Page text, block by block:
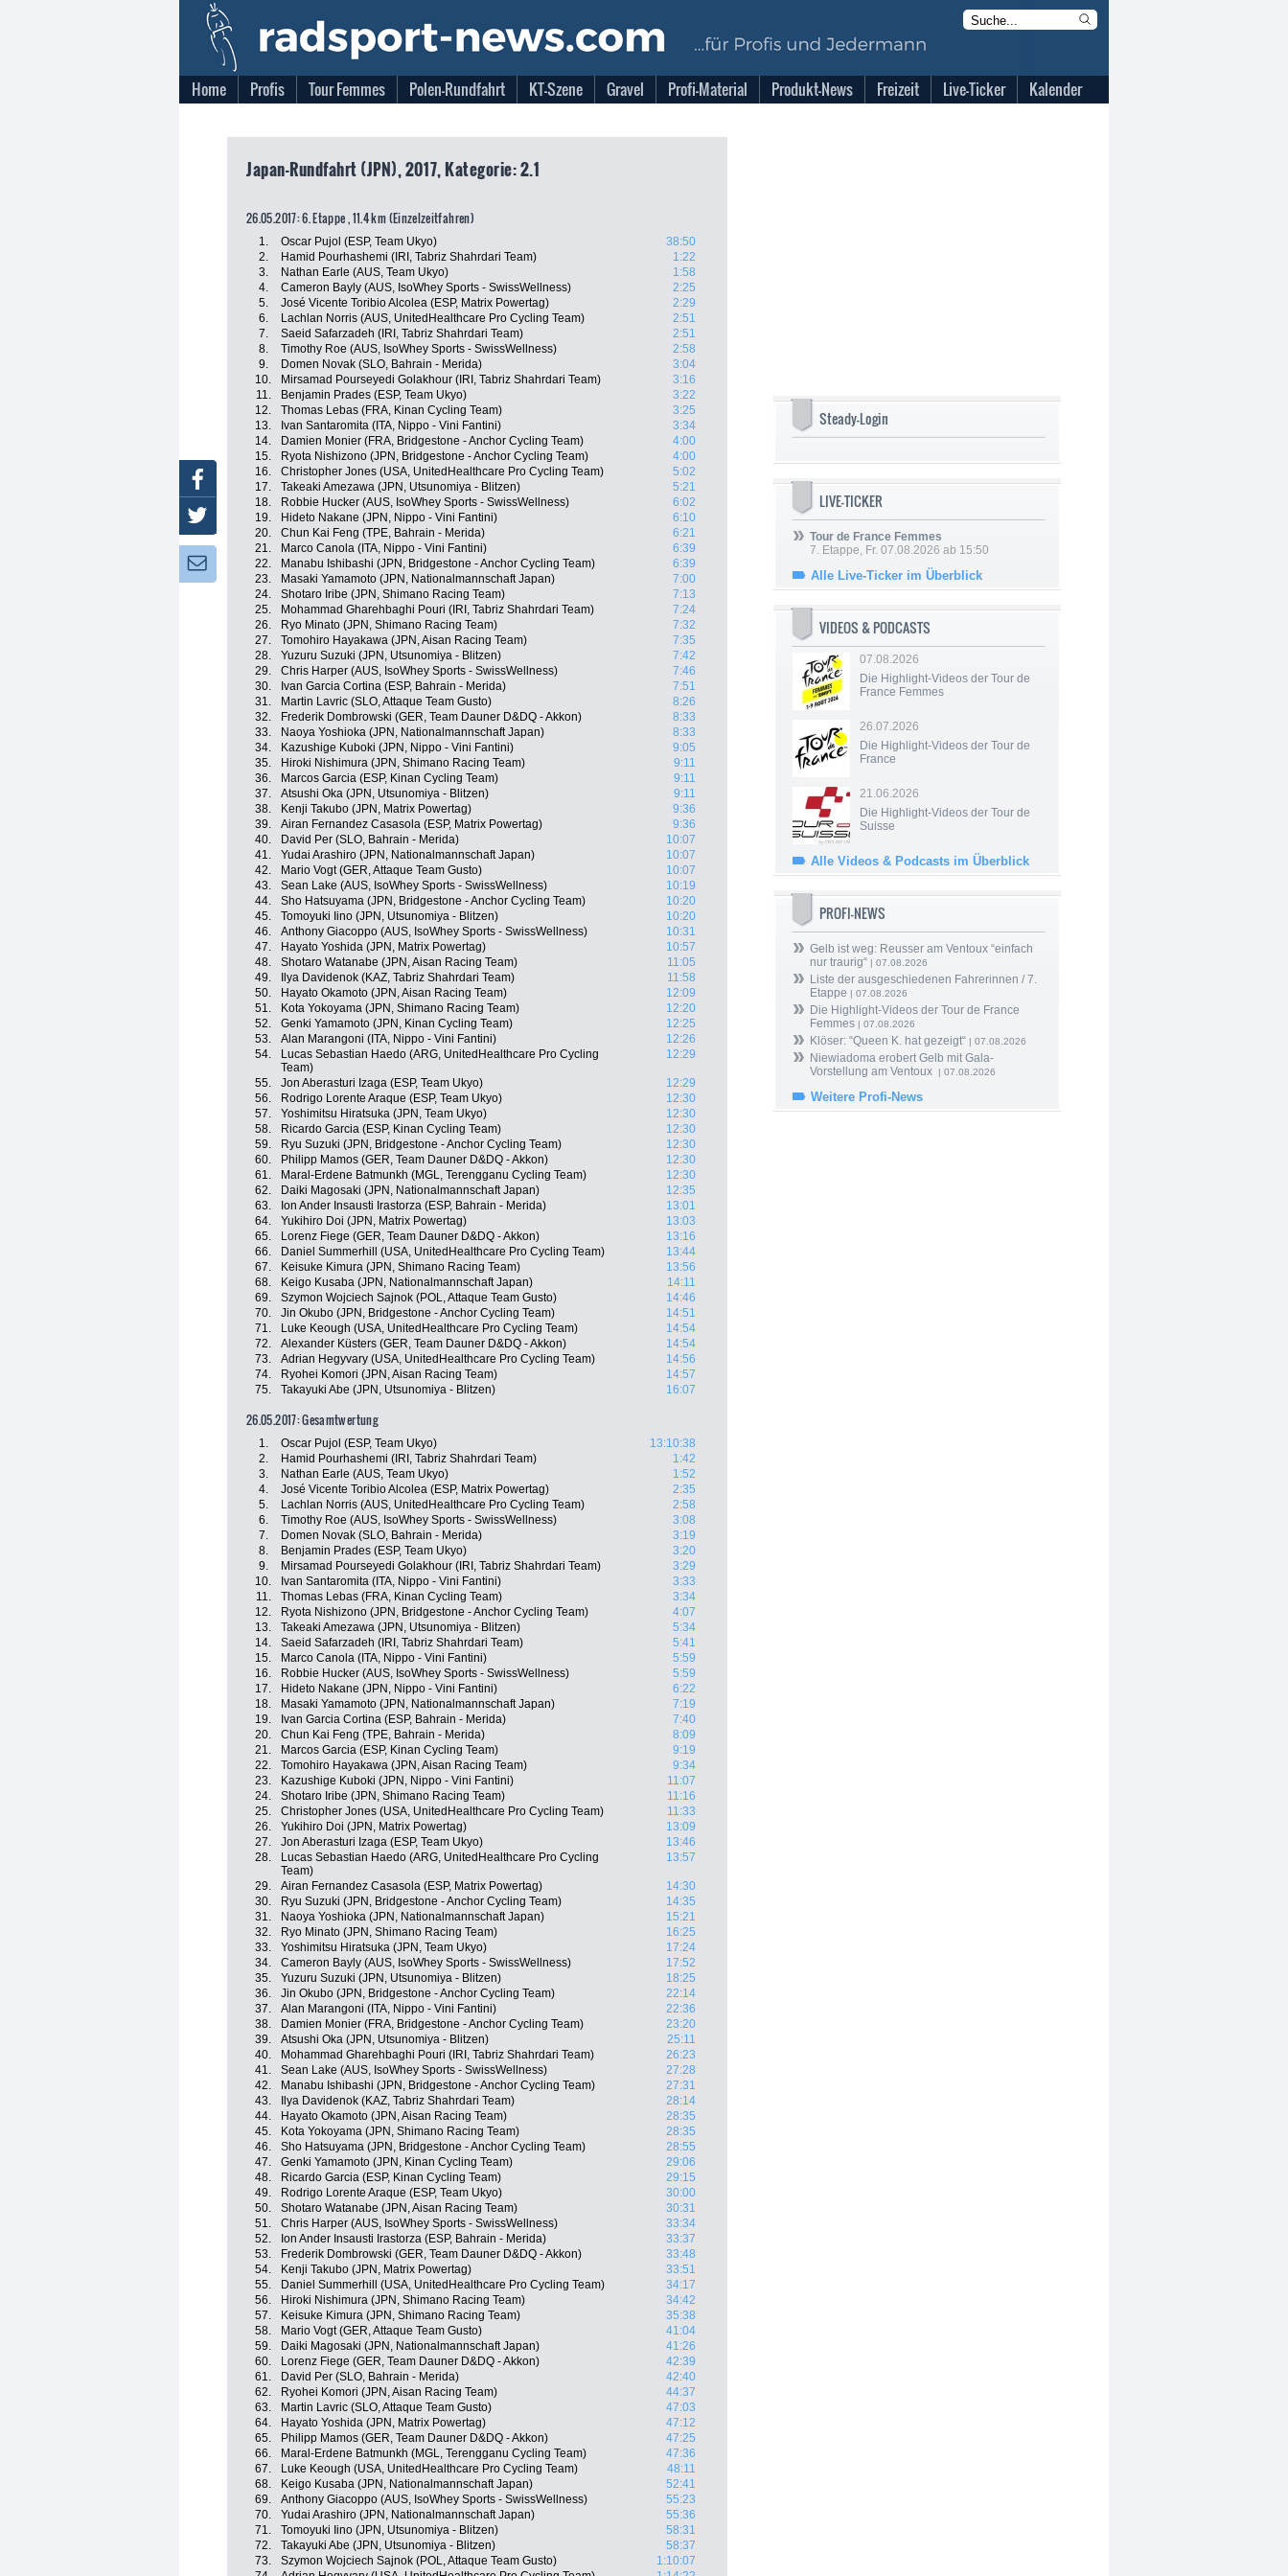
Home Profis Tour Femmes Polen-Rundfahrt KT-Szene Gravel Profi-Material Produkt-News Freizeit Live-Ticker Kalender
Japan-Rundfahrt (JPN), 2017, Kategorie: 2.1
26.05.2017: 6. Etappe , 11.4 km (Einzelzeitfahren)
1. Oscar Pujol (ESP, Team Ukyo)
38:50
2.
Hamid Pourhashemi (IRI, Tabriz Shahrdari Team)
1:22
3.
Nathan Earle (AUS, Team Ukyo)
1:58
4.
Cameron Bayly (AUS, IsoWhey Sports - SwissWellness)
2:25
5.
José Vicente Toribio Alcolea (ESP, Matrix Powertag)
2:29
6.
Lachlan Norris (AUS, UnitedHealthcare Pro Cycling Team)
2:51
7.
Saeid Safarzadeh (IRI, Tabriz Shahrdari Team)
2:51
8.
Timothy Roe (AUS, IsoWhey Sports - SwissWellness)
2:58
9.
Domen Novak (SLO, Bahrain - Merida)
3:04
10.
Mirsamad Pourseyedi Golakhour (IRI, Tabriz Shahrdari Team)
3:16
11.
Benjamin Prades (ESP, Team Ukyo)
3:22
12.
Thomas Lebas (FRA, Kinan Cycling Team)
3:25
13.
Ivan Santaromita (ITA, Nippo - Vini Fantini)
3:34
14.
Damien Monier (FRA, Bridgestone - Anchor Cycling Team)
4:00
15.
Ryota Nishizono (JPN, Bridgestone - Anchor Cycling Team)
4:00
16.
Christopher Jones (USA, UnitedHealthcare Pro Cycling Team)
5:02
17.
Takeaki Amezawa (JPN, Utsunomiya - Blitzen)
5:21
18.
Robbie Hucker (AUS, IsoWhey Sports - SwissWellness)
6:02
19.
Hideto Nakane (JPN, Nippo - Vini Fantini)
6:10
20.
Chun Kai Feng (TPE, Bahrain - Merida)
6:21
21.
Marco Canola (ITA, Nippo - Vini Fantini)
6:39
22.
Manabu Ishibashi (JPN, Bridgestone - Anchor Cycling Team)
6:39
23.
Masaki Yamamoto (JPN, Nationalmannschaft Japan)
7:00
24.
Shotaro Iribe (JPN, Shimano Racing Team)
7:13
25.
Mohammad Gharehbaghi Pouri (IRI, Tabriz Shahrdari Team)
7:24
26.
Ryo Minato (JPN, Shimano Racing Team)
7:32
27.
Tomohiro Hayakawa (JPN, Aisan Racing Team)
7:35
28.
Yuzuru Suzuki (JPN, Utsunomiya - Blitzen)
7:42
29.
Chris Harper (AUS, IsoWhey Sports - SwissWellness)
7:46
30.
Ivan Garcia Cortina (ESP, Bahrain - Merida)
7:51
31.
Martin Lavric (SLO, Attaque Team Gusto)
8:26
32.
Frederik Dombrowski (GER, Team Dauner D&DQ - Akkon)
8:33
33.
Naoya Yoshioka (JPN, Nationalmannschaft Japan)
8:33
34.
Kazushige Kuboki (JPN, Nippo - Vini Fantini)
9:05
35.
Hiroki Nishimura (JPN, Shimano Racing Team)
9:11
36.
Marcos Garcia (ESP, Kinan Cycling Team)
9:11
37.
Atsushi Oka (JPN, Utsunomiya - Blitzen)
9:11
38.
Kenji Takubo (JPN, Matrix Powertag)
9:36
39.
Airan Fernandez Casasola (ESP, Matrix Powertag)
9:36
40.
David Per (SLO, Bahrain - Merida)
10:07
41.
Yudai Arashiro (JPN, Nationalmannschaft Japan)
10:07
42.
Mario Vogt (GER, Attaque Team Gusto)
10:07
43.
Sean Lake (AUS, IsoWhey Sports - SwissWellness)
10:19
44.
Sho Hatsuyama (JPN, Bridgestone - Anchor Cycling Team)
10:20
45.
Tomoyuki Iino (JPN, Utsunomiya - Blitzen)
10:20
46.
Anthony Giacoppo (AUS, IsoWhey Sports - SwissWellness)
10:31
47.
Hayato Yoshida (JPN, Matrix Powertag)
10:57
48.
Shotaro Watanabe (JPN, Aisan Racing Team)
11:05
49.
Ilya Davidenok (KAZ, Tabriz Shahrdari Team)
11:58
50.
Hayato Okamoto (JPN, Aisan Racing Team)
12:09
51.
Kota Yokoyama (JPN, Shimano Racing Team)
12:20
52.
Genki Yamamoto (JPN, Kinan Cycling Team)
12:25
53.
Alan Marangoni (ITA, Nippo - Vini Fantini)
12:26
54.
Lucas Sebastian Haedo (ARG, UnitedHealthcare Pro Cycling
Team)
12:29
55. Jon Aberasturi Izaga (ESP, Team Ukyo)
12:29
56.
Rodrigo Lorente Araque (ESP, Team Ukyo)
12:30
57.
Yoshimitsu Hiratsuka (JPN, Team Ukyo)
12:30
58.
Ricardo Garcia (ESP, Kinan Cycling Team)
12:30
59.
Ryu Suzuki (JPN, Bridgestone - Anchor Cycling Team)
12:30
60.
Philipp Mamos (GER, Team Dauner D&DQ - Akkon)
12:30
61.
Maral-Erdene Batmunkh (MGL, Terengganu Cycling Team)
12:30
62.
Daiki Magosaki (JPN, Nationalmannschaft Japan)
12:35
63.
Ion Ander Insausti Irastorza (ESP, Bahrain - Merida)
13:01
64.
Yukihiro Doi (JPN, Matrix Powertag)
13:03
65.
Lorenz Fiege (GER, Team Dauner D&DQ - Akkon)
13:16
66.
Daniel Summerhill (USA, UnitedHealthcare Pro Cycling Team)
13:44
67.
Keisuke Kimura (JPN, Shimano Racing Team)
13:56
68.
Keigo Kusaba (JPN, Nationalmannschaft Japan)
14:11
69.
Szymon Wojciech Sajnok (POL, Attaque Team Gusto)
14:46
70.
Jin Okubo (JPN, Bridgestone - Anchor Cycling Team)
14:51
71.
Luke Keough (USA, UnitedHealthcare Pro Cycling Team)
14:54
72.
Alexander Küsters (GER, Team Dauner D&DQ - Akkon)
14:54
73.
Adrian Hegyvary (USA, UnitedHealthcare Pro Cycling Team)
14:56
74.
Ryohei Komori (JPN, Aisan Racing Team)
14:57
75.
Takayuki Abe (JPN, Utsunomiya - Blitzen) 16:07
26.05.2017: Gesamtwertung
1. Oscar Pujol (ESP, Team Ukyo)
13:10:38
2.
Hamid Pourhashemi (IRI, Tabriz Shahrdari Team)
1:42
3.
Nathan Earle (AUS, Team Ukyo)
1:52
4.
José Vicente Toribio Alcolea (ESP, Matrix Powertag)
2:35
5.
Lachlan Norris (AUS, UnitedHealthcare Pro Cycling Team)
2:58
6.
Timothy Roe (AUS, IsoWhey Sports - SwissWellness)
3:08
7.
Domen Novak (SLO, Bahrain - Merida)
3:19
8.
Benjamin Prades (ESP, Team Ukyo)
3:20
9.
Mirsamad Pourseyedi Golakhour (IRI, Tabriz Shahrdari Team)
3:29
10.
Ivan Santaromita (ITA, Nippo - Vini Fantini)
3:33
11.
Thomas Lebas (FRA, Kinan Cycling Team)
3:34
12.
Ryota Nishizono (JPN, Bridgestone - Anchor Cycling Team)
4:07
13.
Takeaki Amezawa (JPN, Utsunomiya - Blitzen)
5:34
14.
Saeid Safarzadeh (IRI, Tabriz Shahrdari Team)
5:41
15.
Marco Canola (ITA, Nippo - Vini Fantini)
5:59
16.
Robbie Hucker (AUS, IsoWhey Sports - SwissWellness)
5:59
17.
Hideto Nakane (JPN, Nippo - Vini Fantini)
6:22
18.
Masaki Yamamoto (JPN, Nationalmannschaft Japan)
7:19
19.
Ivan Garcia Cortina (ESP, Bahrain - Merida)
7:40
20.
Chun Kai Feng (TPE, Bahrain - Merida)
8:09
21.
Marcos Garcia (ESP, Kinan Cycling Team)
9:19
22.
Tomohiro Hayakawa (JPN, Aisan Racing Team)
9:34
23.
Kazushige Kuboki (JPN, Nippo - Vini Fantini)
11:07
24.
Shotaro Iribe (JPN, Shimano Racing Team)
11:16
25.
Christopher Jones (USA, UnitedHealthcare Pro Cycling Team)
11:33
26.
Yukihiro Doi (JPN, Matrix Powertag)
13:09
27.
Jon Aberasturi Izaga (ESP, Team Ukyo)
13:46
28.
Lucas Sebastian Haedo (ARG, UnitedHealthcare Pro Cycling
Team)
13:57
29. Airan Fernandez Casasola (ESP, Matrix Powertag)
14:30
30.
Ryu Suzuki (JPN, Bridgestone - Anchor Cycling Team)
14:35
31.
Naoya Yoshioka (JPN, Nationalmannschaft Japan)
15:21
32.
Ryo Minato (JPN, Shimano Racing Team)
16:25
33.
Yoshimitsu Hiratsuka (JPN, Team Ukyo)
17:24
34.
Cameron Bayly (AUS, IsoWhey Sports - SwissWellness)
17:52
35.
Yuzuru Suzuki (JPN, Utsunomiya - Blitzen)
18:25
36.
Jin Okubo (JPN, Bridgestone - Anchor Cycling Team)
22:14
37.
Alan Marangoni (ITA, Nippo - Vini Fantini)
22:36
38.
Damien Monier (FRA, Bridgestone - Anchor Cycling Team)
23:20
39.
Atsushi Oka (JPN, Utsunomiya - Blitzen)
25:11
40.
Mohammad Gharehbaghi Pouri (IRI, Tabriz Shahrdari Team)
26:23
41.
Sean Lake (AUS, IsoWhey Sports - SwissWellness)
27:28
42.
Manabu Ishibashi (JPN, Bridgestone - Anchor Cycling Team)
27:31
43.
Ilya Davidenok (KAZ, Tabriz Shahrdari Team)
28:14
44.
Hayato Okamoto (JPN, Aisan Racing Team)
28:35
45.
Kota Yokoyama (JPN, Shimano Racing Team)
28:35
46.
Sho Hatsuyama (JPN, Bridgestone - Anchor Cycling Team)
28:55
47.
Genki Yamamoto (JPN, Kinan Cycling Team)
29:06
48.
Ricardo Garcia (ESP, Kinan Cycling Team)
29:15
49.
Rodrigo Lorente Araque (ESP, Team Ukyo)
30:00
50.
Shotaro Watanabe (JPN, Aisan Racing Team)
30:31
51.
Chris Harper (AUS, IsoWhey Sports - SwissWellness)
33:34
52.
Ion Ander Insausti Irastorza (ESP, Bahrain - Merida)
33:37
53.
Frederik Dombrowski (GER, Team Dauner D&DQ - Akkon)
33:48
54.
Kenji Takubo (JPN, Matrix Powertag)
33:51
55.
Daniel Summerhill (USA, UnitedHealthcare Pro Cycling Team)
34:17
56.
Hiroki Nishimura (JPN, Shimano Racing Team)
34:42
57.
Keisuke Kimura (JPN, Shimano Racing Team)
35:38
58.
Mario Vogt (GER, Attaque Team Gusto)
41:04
59.
Daiki Magosaki (JPN, Nationalmannschaft Japan)
41:26
60.
Lorenz Fiege (GER, Team Dauner D&DQ - Akkon)
42:39
61.
David Per (SLO, Bahrain - Merida)
42:40
62.
Ryohei Komori (JPN, Aisan Racing Team)
44:37
63.
Martin Lavric (SLO, Attaque Team Gusto)
47:03
64.
Hayato Yoshida (JPN, Matrix Powertag)
47:12
65.
Philipp Mamos (GER, Team Dauner D&DQ - Akkon)
47:25
66.
Maral-Erdene Batmunkh (MGL, Terengganu Cycling Team)
47:36
67.
Luke Keough (USA, UnitedHealthcare Pro Cycling Team)
48:11
68.
Keigo Kusaba (JPN, Nationalmannschaft Japan)
52:41
69.
Anthony Giacoppo (AUS, IsoWhey Sports - SwissWellness)
55:23
70.
Yudai Arashiro (JPN, Nationalmannschaft Japan)
55:36
71.
Tomoyuki Iino (JPN, Utsunomiya - Blitzen)
58:31
72.
Takayuki Abe (JPN, Utsunomiya - Blitzen)
58:37
73.
Szymon Wojciech Sajnok (POL, Attaque Team Gusto)
1:10:07
Steady-Login
LIVE-TICKER
Tour de France Femmes
7. Etappe, Fr. 07.08.2026 ab 15:50
Alle Live-Ticker im Überblick
VIDEOS & PODCASTS
07.08.2026
Die Highlight-Videos der Tour de
France Femmes
26.07.2026
Die Highlight-Videos der Tour de
France
21.06.2026
Die Highlight-Videos der Tour de
Suisse
Alle Videos & Podcasts im Überblick
PROFI-NEWS
Gelb ist weg: Reusser am Ventoux “einfach
nur traurig“ | 07.08.2026
Liste der ausgeschiedenen Fahrerinnen / 7.
Etappe | 07.08.2026
Die Highlight-Videos der Tour de France
Femmes | 07.08.2026
Klöser: “Queen K. hat gezeigt“ | 07.08.2026
Niewiadoma erobert Gelb mit Gala-
Vorstellung am Ventoux
| 07.08.2026
Weitere Profi-News
Facebook
Twitter
Newsletter: